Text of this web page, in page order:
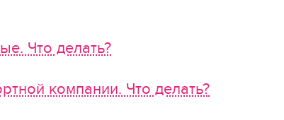
Что делать?
компании. Что делать?